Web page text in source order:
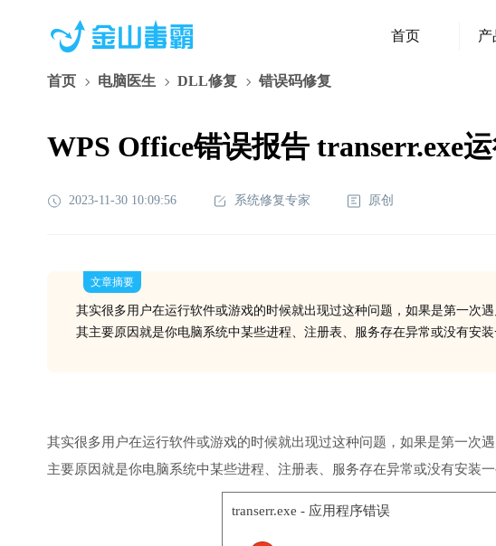
首页 产
首页 电脑医生 DLL修复 错误码修复
WPS Office错误报告 transerr.exe
2023-11-30 10:09:56 系统修复专家 原创
文章摘要
其实很多用户在运行软件或游戏的时候就出现过这种问题，如果是第一次
其主要原因就是你电脑系统中某些进程、注册表、服务存在异常或没有安装
其实很多用户在运行软件或游戏的时候就出现过这种问题，如果是第一次
主要原因就是你电脑系统中某些进程、注册表、服务存在异常或没有安装
transerr.exe - 应用程序错误